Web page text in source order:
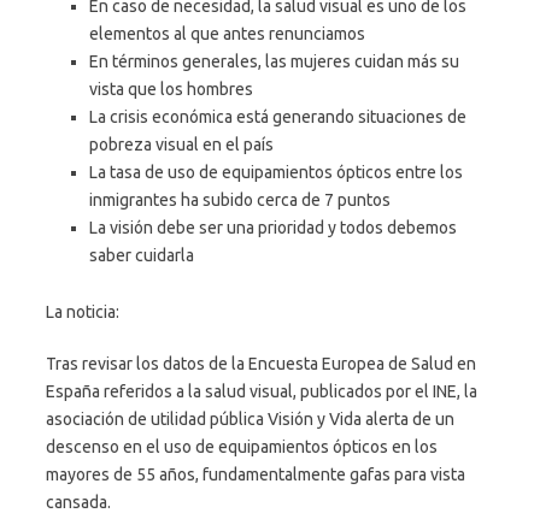
En caso de necesidad, la salud visual es uno de los
elementos al que antes renunciamos
En términos generales, las mujeres cuidan más su
vista que los hombres
La crisis económica está generando situaciones de
pobreza visual en el país
La tasa de uso de equipamientos ópticos entre los
inmigrantes ha subido cerca de 7 puntos
La visión debe ser una prioridad y todos debemos
saber cuidarla
La noticia:
Tras revisar los datos de la Encuesta Europea de Salud en
España referidos a la salud visual, publicados por el INE, la
asociación de utilidad pública Visión y Vida alerta de un
descenso en el uso de equipamientos ópticos en los
mayores de 55 años, fundamentalmente gafas para vista
cansada.